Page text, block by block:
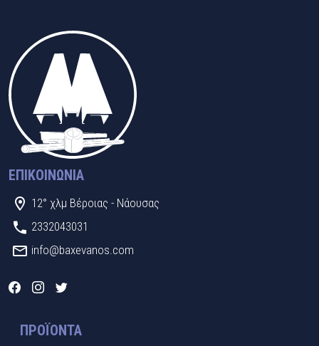
ΕΠΙΚΟΙΝΩΝΊΑ
12° χλμ Βέροιας - Νάουσας
2332043031
info@baxevanos.com
ΠΡΟΪΌΝΤΑ